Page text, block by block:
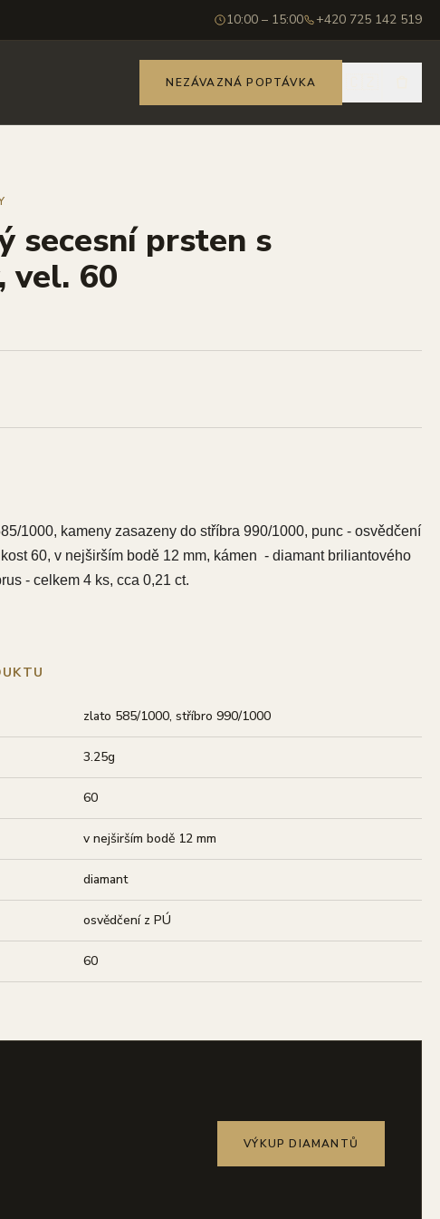
10:00 – 15:00 +420 725 142 519
NEZÁVAZNÁ POPTÁVKA
secesní prsten s
vel. 60
1000, kameny zasazeny do stříbra 990/1000, punc - osvědčení
60, v nejširším bodě 12 mm, kámen - diamant briliantového
- celkem 4 ks, cca 0,21 ct.
zlato 585/1000, stříbro 990/1000
3.25g
60
v nejširším bodě 12 mm
diamant
osvědčení z PÚ
60
VÝKUP DIAMANTŮ